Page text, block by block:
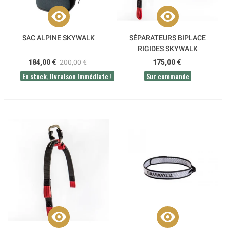
SAC ALPINE SKYWALK
184,00 € 200,00 €
En stock, livraison immédiate !
SÉPARATEURS BIPLACE
RIGIDES SKYWALK
175,00 €
Sur commande